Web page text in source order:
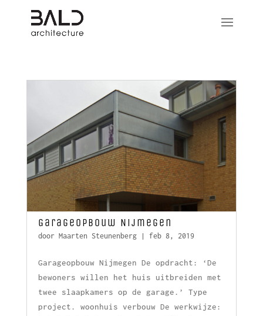
Garageopbouw Nijmegen
door Maarten Steunenberg| feb 8, 2019
Garageopbouw Nijmegen De opdracht: ‘De
bewoners willen het huis uitbreiden met
twee slaapkamers op de garage.’ Type
project. woonhuis verbouw De werkwijze: